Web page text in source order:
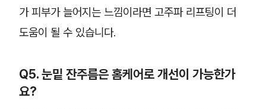
가 피부가 늘어지는 느낌이라면 고주파 리프팅이 더
도움이 될 수 있습니다.
Q5. 눈밑 잔주름은 홈케어로 개선이 가능한가
요?